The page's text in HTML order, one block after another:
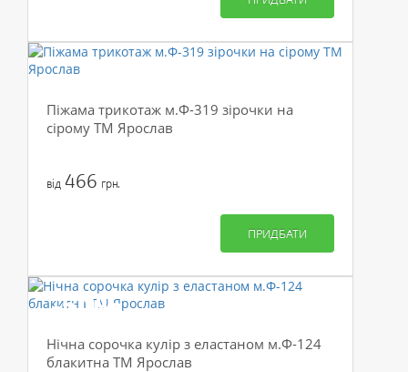
Піжама трикотаж м.Ф-319 зірочки на
сірому ТМ Ярослав
від 466 грн.
ПРИДБАТИ
-50%
Нічна сорочка кулір з еластаном м.Ф-124
блакитна ТМ Ярослав